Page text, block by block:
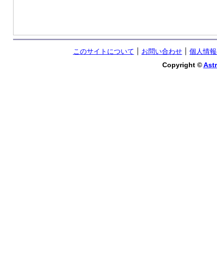
このサイトについて お問い合わせ
個人情
Copyright ©